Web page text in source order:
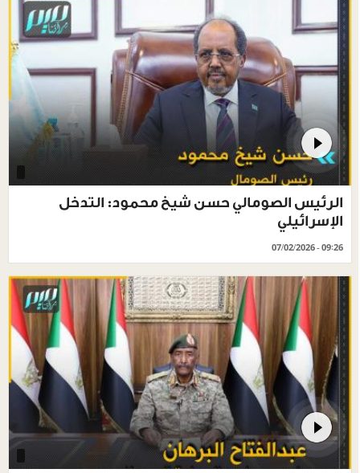
الرئيس الصومالي حسن شيخ محمود: التدخل
الإسرائيلي
07/02/2026 - 09:26